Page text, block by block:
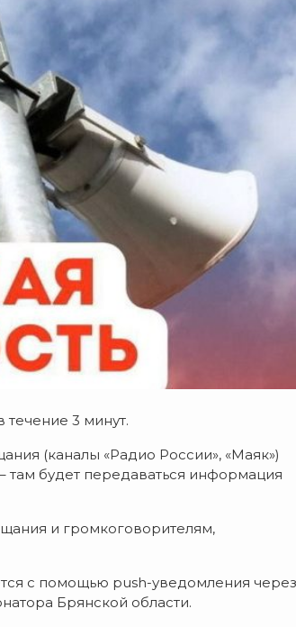
течение 3 минут.
(каналы «Радио России», «Маяк»)
там будет передаваться информация
и громкоговорителям,
с помощью push-уведомления через
Брянской области.